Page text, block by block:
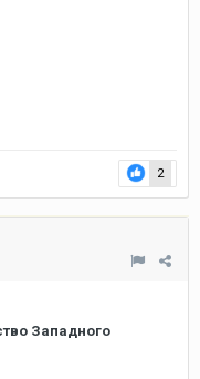
2
Западного